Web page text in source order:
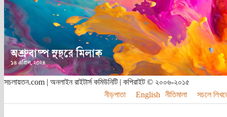
সচলায়তন.com | অনলাইন রাইটার্স কমিউনিটি | কপিরাইট © ২০০৬-২০১৫
নীড়পাতা
English নীতিমালা সচলে